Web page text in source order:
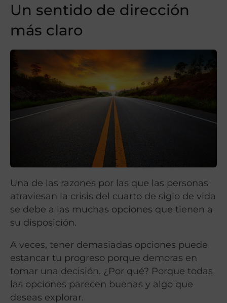
Un sentido de dirección
más claro
Una de las razones por las que las personas
atraviesan la crisis del cuarto de siglo de vida
se debe a las muchas opciones que tienen a
su disposición.
A veces, tener demasiadas opciones puede
estancar tu progreso porque demoras en
tomar una decisión. ¿Por qué? Porque todas
las opciones parecen buenas y algo que
deseas explorar.